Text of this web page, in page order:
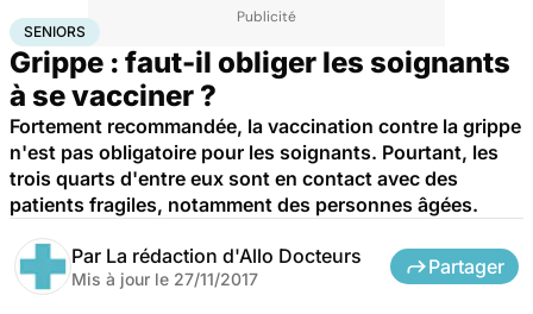
AccueilSanté Seniors
SENIORS
Grippe : faut-il obliger les soignants
à se vacciner ?
Fortement recommandée, la vaccination contre la grippe
n'est pas obligatoire pour les soignants. Pourtant, les
trois quarts d'entre eux sont en contact avec des
patients fragiles, notamment des personnes âgées.
Par La rédaction d'Allo Docteurs
Mis à jour le 27/11/2017
Partager